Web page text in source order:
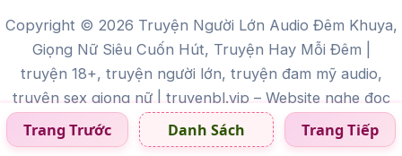
Trang Trước Danh Sách Trang Tiếp
Copyright © 2026 Truyện Người Lớn Audio Đêm Khuya,
Giọng Nữ Siêu Cuốn Hút, Truyện Hay Mỗi Đêm |
truyện 18+, truyện người lớn, truyện đam mỹ audio,
truyện sex giọng nữ | truyenbl.vip – Website nghe đọc
truyện sex online miễn phí, cập nhật liên tục các bộ
truyện người lớn, truyện BL, truyện gay audio giọng miền